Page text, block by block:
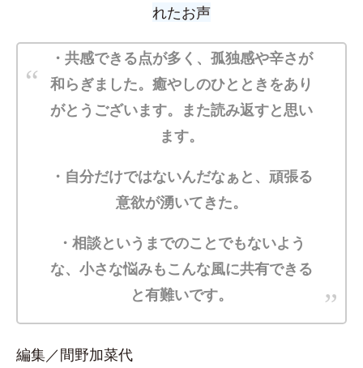
れたお声
・共感できる点が多く、孤独感や辛さが
和らぎました。癒やしのひとときをあり
がとうございます。また読み返すと思い
ます。
・自分だけではないんだなぁと、頑張る
意欲が湧いてきた。
・相談というまでのことでもないよう
な、小さな悩みもこんな風に共有できる
と有難いです。
編集／間野加菜代